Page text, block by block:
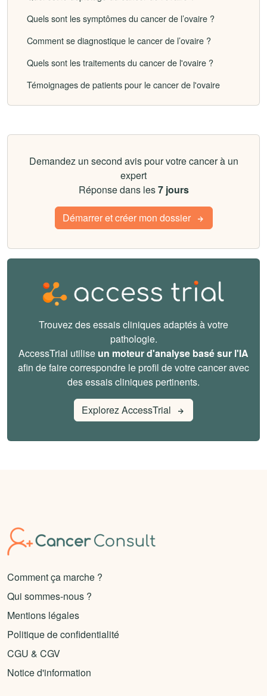
Quels sont les symptômes du cancer de l’ovaire ?
Comment se diagnostique le cancer de l’ovaire ?
Quels sont les traitements du cancer de l'ovaire ?
Témoignages de patients pour le cancer de l'ovaire
Demandez un second avis pour votre cancer à un
expert
Réponse dans les7 jours
Démarrer et créer mon dossier
Trouvez des essais cliniques adaptés à votre
pathologie.
AccessTrial utilise un moteur d'analyse basé sur l'IA
afin de faire correspondre le profil de votre cancer avec
des essais cliniques pertinents.
Explorez AccessTrial
Comment ça marche ?
Qui sommes-nous ?
Mentions légales
Politique de confidentialité
CGU & CGV
Notice d'information